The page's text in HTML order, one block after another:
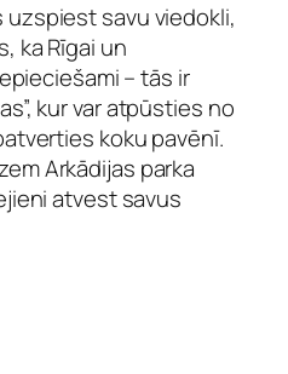
uzspiest savu viedokli,
ka Rīgai un
– tās ir
kur var atpūsties no
koku pavēnī.
Arkādijas parka
atvest savus